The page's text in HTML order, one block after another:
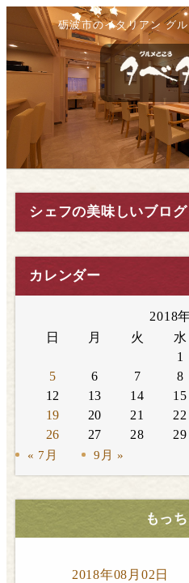
砺波市のイタリアン グ
シェフの美味しいブログ
カレンダー
2018
日
月 火 水
1
5
6 7 8
12
13 14 15
19
20 21 22
26
27 28 29
« 7月 9月 »
もっ
2018年08月02日